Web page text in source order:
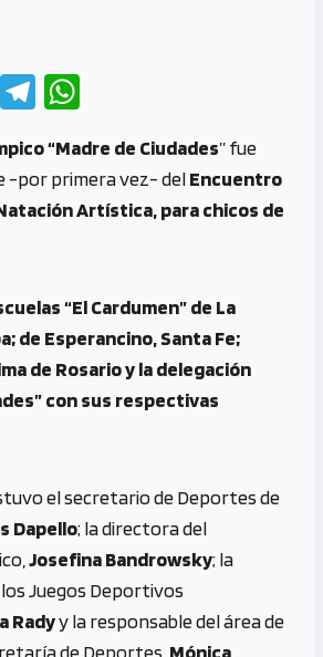
C
Te
gr
a
at
s
p
“Madre de Ciudades” fue
-por primera vez- delEncuentro
Artística, para chicos de
“El Cardumen” de La
de Esperancino, Santa Fe;
de Rosario y la delegación
con sus respectivas
el secretario de Deportes de
Dapello; la directora del
Josefina Bandrowsky; la
Juegos Deportivos
Radyy la responsable del área de
de Deportes, Mónica